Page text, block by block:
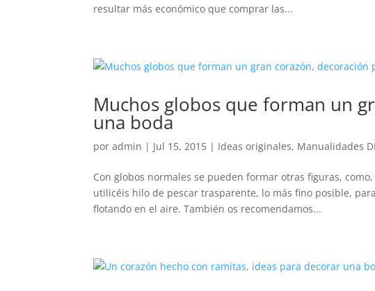
resultar más económico que comprar las...
Muchos globos que forman un
una boda
poradmin | Jul 15, 2015 | Ideas originales, Manualidades
Con globos normales se pueden formar otras figuras,
utilicéis hilo de pescar trasparente, lo más fino posible,
flotando en el aire. También os recomendamos...